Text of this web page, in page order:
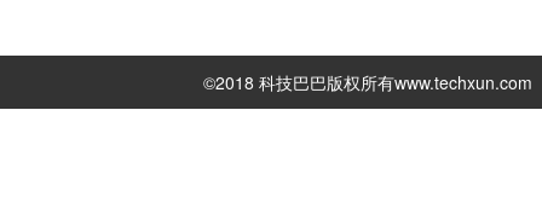
©2018 科技巴巴版权所有www.techxun.com